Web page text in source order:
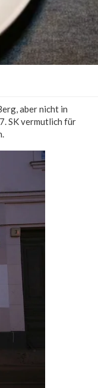
aber nicht in
SK vermutlich für